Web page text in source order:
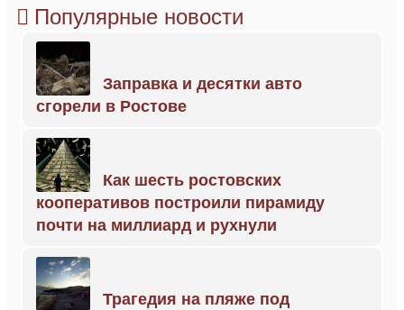
Популярные новости
Заправка и десятки авто
сгорели в Ростове
Как шесть ростовских
кооперативов построили пирамиду
почти на миллиард и рухнули
Трагедия на пляже под